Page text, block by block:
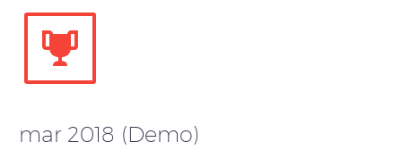


mar 2018 (Demo)